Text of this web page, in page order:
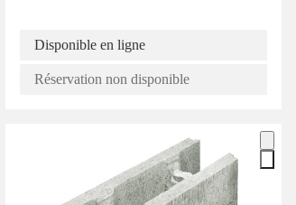
Disponible en ligne
Réservation non disponible